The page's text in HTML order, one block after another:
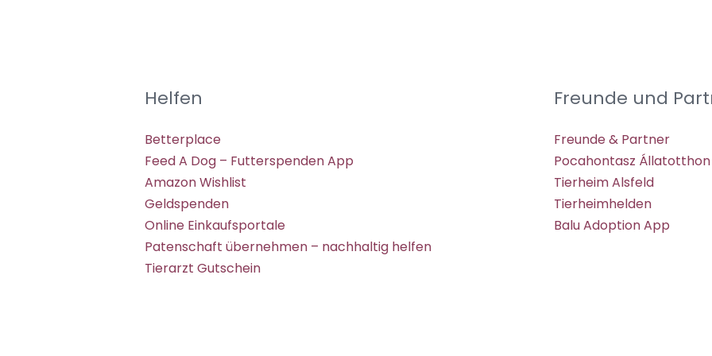
Helfen
Betterplace
Feed A Dog – Futterspenden App
Amazon Wishlist
Geldspenden
Online Einkaufsportale
Patenschaft übernehmen – nachhaltig helfen
Tierarzt Gutschein
Freunde und
Freunde & Partner
Pocahontasz Állatotthon
Tierheim Alsfeld
Tierheimhelden
Balu Adoption App